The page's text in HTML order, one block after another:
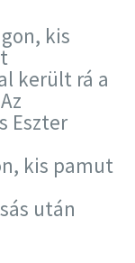
kis
került rá a
Eszter
kis pamut
után